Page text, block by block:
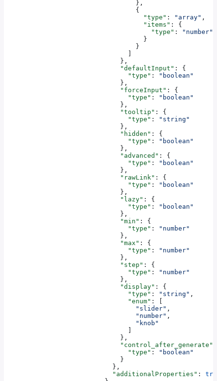
                                  },
                                  {
                                    "type"
: "array" ,
                                    "items"
: {
                                      "type"
:
"number"
                                    }
                                  }
                                ]
                              },
                              "defaultInput"
: {
                                "type"
:
"boolean"
                              },
                              "forceInput"
: {
                                "type"
:
"boolean"
                              },
                              "tooltip"
: {
                                "type"
:
"string"
                              },
                              "hidden"
: {
                                "type"
:
"boolean"
                              },
                              "advanced"
: {
                                "type"
:
"boolean"
                              },
                              "rawLink"
: {
                                "type"
:
"boolean"
                              },
                              "lazy"
: {
                                "type"
:
"boolean"
                              },
                              "min"
: {
                                "type"
:
"number"
                              },
                              "max"
: {
                                "type"
:
"number"
                              },
                              "step"
: {
                                "type"
:
"number"
                              },
                              "display"
: {
                                "type"
: "string" ,
                                "enum"
: [
                                  "slider"
,
                                  "number"
,
                                  "knob"
                                ]
                              },
                              "control_after_generate"
                                "type"
:
"boolean"
                              }
                            },
                            "additionalProperties"
: